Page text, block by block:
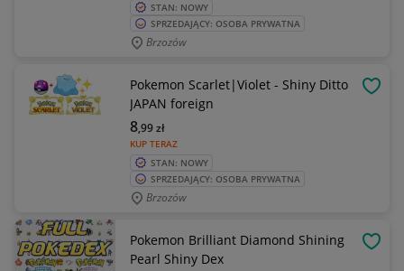
STAN: NOWY
SPRZEDAJĄCY: OSOBA PRYWATNA
Brzozów
Pokemon Scarlet|Violet - Shiny Ditto
JAPAN foreign
KUP TERAZ
8,99zł
STAN: NOWY
SPRZEDAJĄCY: OSOBA PRYWATNA
Brzozów
Pokemon Brilliant Diamond Shining
Pearl Shiny Dex